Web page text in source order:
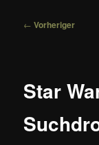
Beitragsnavigation
← Vorheriger
Star